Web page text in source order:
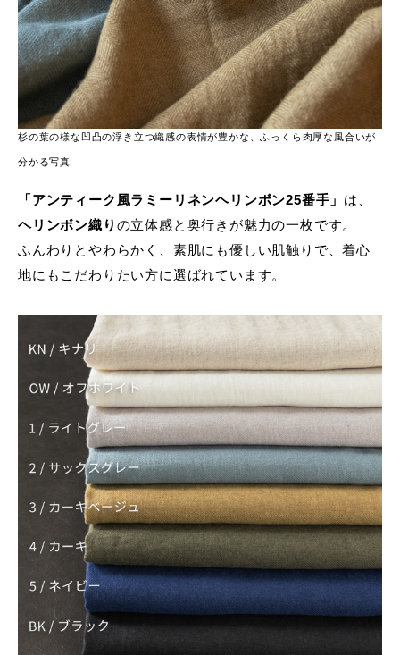
杉の葉の様な凹凸の浮き立つ織感の表情が豊かな、ふっくら肉厚な風合いが
分かる写真
「アンティーク風ラミーリネンヘリンボン25番手」 は、
ヘリンボン織り の立体感と奥行きが魅力の一枚です。
ふんわりとやわらかく、素肌にも優しい肌触りで、着心
地にもこだわりたい方に選ばれています。